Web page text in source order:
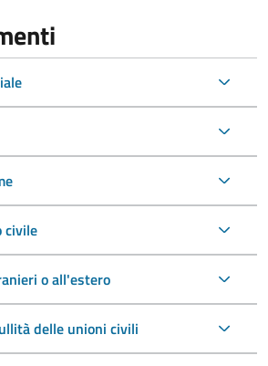
civile
o all'estero
delle unioni civili